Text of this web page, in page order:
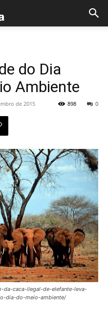
do Dia
Ambiente
de 2015 0
898
da-caca-ilegal-de-elefante-leva-
dia-do-meio-ambiente/